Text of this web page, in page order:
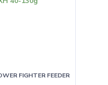
FIGHTER FEEDER